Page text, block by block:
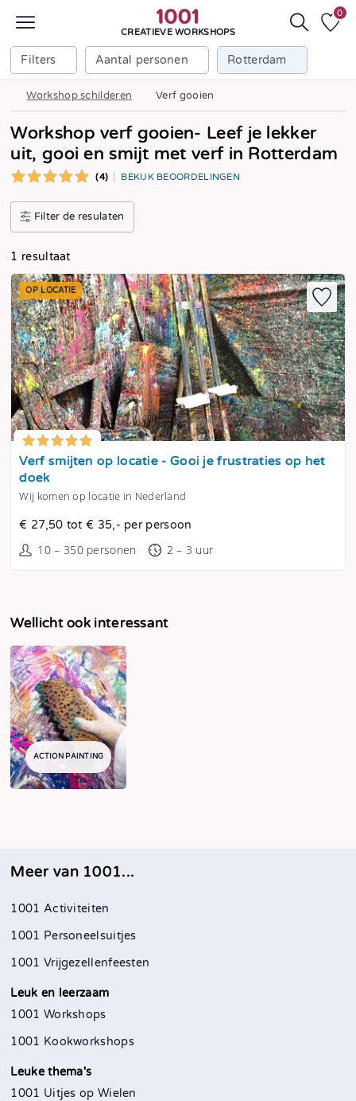
CREATIEVE WORKSHOPS
Filters Aantal personen Rotterdam
0
Workshop schilderen Verf gooien
Workshop verf gooien- Leef je lekker
uit, gooi en smijt met verf in Rotterdam
(4) BEKIJK BEOORDELINGEN
Filter de resulaten
1 resultaat
Tonen
OP LOCATIE
Verf smijten op locatie - Gooi je frustraties op het
doek
Wij komen op locatie in Nederland
€ 27,50 tot € 35,- per persoon
10 – 350 personen 2 – 3 uur
Wellicht ook interessant
ACTION PAINTING
Meer van 1001...
1001 Activiteiten
1001 Personeelsuitjes
1001 Vrijgezellenfeesten
Leuk en leerzaam
1001 Workshops
1001 Kookworkshops
Leuke thema's
1001 Uitjes op Wielen